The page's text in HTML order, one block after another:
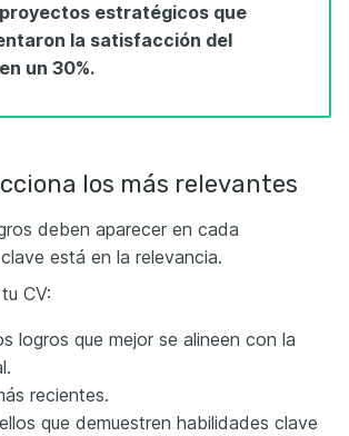
estratégicos que
la satisfacción del
un 30%.
los más relevantes
deben aparecer en cada
está en la relevancia.
CV:
logros que mejor se alineen con la
recientes.
que demuestren habilidades clave